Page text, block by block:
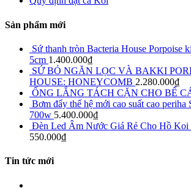
Sản phẩm mới
Sứ thanh tròn Bacteria House Porpoise
5cm 1.400.000₫
SỨ BỎ NGĂN LỌC VÀ BAKKI
HOUSE: HONEYCOMB 2.280.000₫
ỐNG LẮNG TÁCH CẶN CHO BỂ
Bơm đẩy thế hệ mới cao suất cao periha
700w 5.400.000₫
Đèn Led Âm Nước Giá Rẻ Cho Hồ Koi
550.000₫
Tin tức mới